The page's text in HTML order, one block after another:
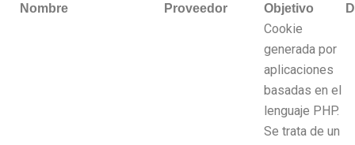
Nombre Proveedor Objetivo
Cookie
generada por
aplicaciones
basadas en el
lenguaje PHP.
Se trata de un